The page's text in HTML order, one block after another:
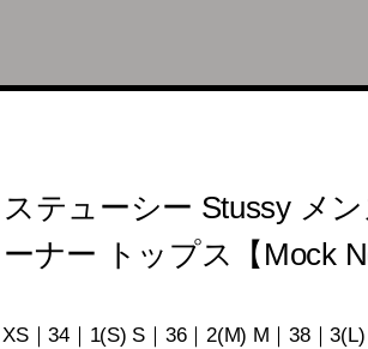
ステューシー Stussy メ
ーナー トップス【Mock
｜34｜1(S) S｜36｜2(M) M｜38｜